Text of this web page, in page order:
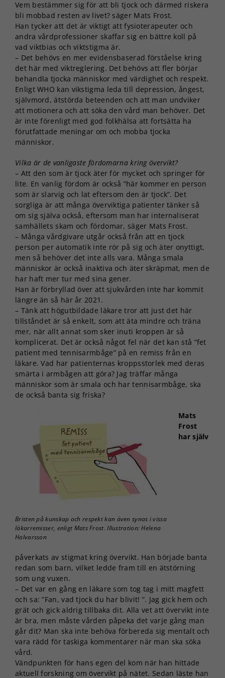
Vem bestämmer sig för att bli tjock och därmed riskera
bli mobbad resten av livet? säger Mats Frost.
Han tycker att det är viktigt att fysioterapeuter och
andra vårdprofessioner skaffar sig en bättre koll på
vad viktbias och viktstigma är.
– Det behövs en mer evidensbaserad förståelse kring
det här med viktreglering. Det behövs att fler börjar
behandla tjocka människor med värdighet och respekt.
Enligt WHO kan vikstigma leda till depression, ångest,
självmord, ätstörda beteenden och att man undviker
att motionera och att söka den vård man behöver. Det
är inte förenligt med god folkhälsa att fortsätta ha
förutfattade meningar om och mobba tjocka
människor.
Vilka är de vanligaste fördomarna kring övervikt?
– Att den som är tjock äter för mycket och springer för
lite. En vanlig fördom är också ”här kommer en person
som är slarvig och lat eftersom den är tjock”. Det
sorgliga är att många överviktiga patienter tänker så
om sig själva också, eftersom man har internaliserat
samhällets skam och fördomar, säger Mats Frost.
– Många vårdgivare utgår också från att en tjock
person per automatik inte rör på sig och äter onyttigt,
men så behöver det inte alls vara. Många smala
människor är också inaktiva och äter skräpmat, men de
har haft mer tur med sina gener.
Han är förbryllad över att sjukvården inte har kommit
längre än så här år 2021.
– Tänk att högutbildade läkare tror att just det här
tillståndet är så enkelt, som att äta mindre och träna
mer, när allt annat som sker inuti kroppen är så
komplicerat. Det är också något fel när det kan stå ”fet
patient med tennisarmbåge” på en remiss från en
läkare. Vad har patienternas kroppsstorlek med deras
smärta i armbågen att göra? Jag träffar många
människor som är smala och har tennisarmbåge, ska
de också banta sig friska?
Bristen på kunskap och respekt kan även synas i vissa
läkarremisser, enligt Mats Frost. Illustration: Helena
Halvarsson
Mats
Frost
har själv
påverkats av stigmat kring övervikt. Han började banta
redan som barn, vilket ledde fram till en ätstörning
som ung vuxen.
– Det var en gång en läkare som tog tag i mitt magfett
och sa: ”Fan, vad tjock du har blivit! ”. Jag gick hem och
grät och gick aldrig tillbaka dit. Alla vet att övervikt inte
är bra, men måste vården påpeka det varje gång man
går dit? Man ska inte behöva förbereda sig mentalt och
vara rädd för taskiga kommentarer när man ska söka
vård.
Vändpunkten för hans egen del kom när han hittade
aktuell forskning om övervikt på nätet. Sedan läste han